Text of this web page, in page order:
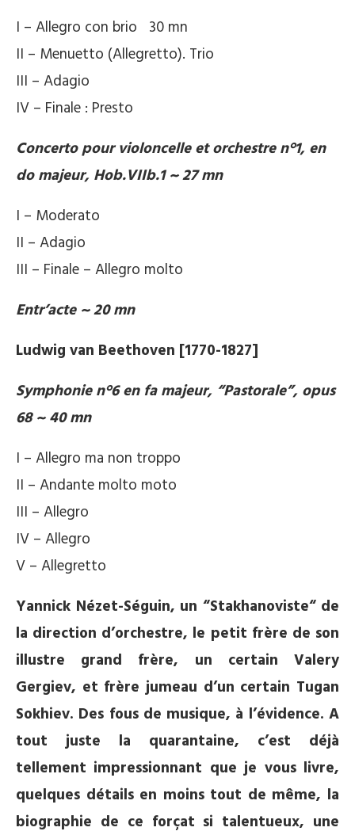
I – Allegro con brio 30 mn
II – Menuetto (Allegretto). Trio
III – Adagio
IV – Finale : Presto
Concerto pour violoncelle et orchestre n°1, en
do majeur, Hob.VIIb.1 ~ 27 mn
I – Moderato
II – Adagio
III – Finale – Allegro molto
Entr’acte ~ 20 mn
Ludwig van Beethoven [1770-1827]
Symphonie n°6 en fa majeur, “Pastorale”, opus
68 ~ 40 mn
I – Allegro ma non troppo
II – Andante molto moto
III – Allegro
IV – Allegro
V – Allegretto
Yannick Nézet-Séguin, un “Stakhanoviste“ de
la direction d’orchestre, le petit frère de son
illustre grand frère, un certain Valery
Gergiev, et frère jumeau d’un certain Tugan
Sokhiev. Des fous de musique, à l’évidence. A
tout juste la quarantaine, c’est déjà
tellement impressionnant que je vous livre,
quelques détails en moins tout de même, la
biographie de ce forçat si talentueux, une